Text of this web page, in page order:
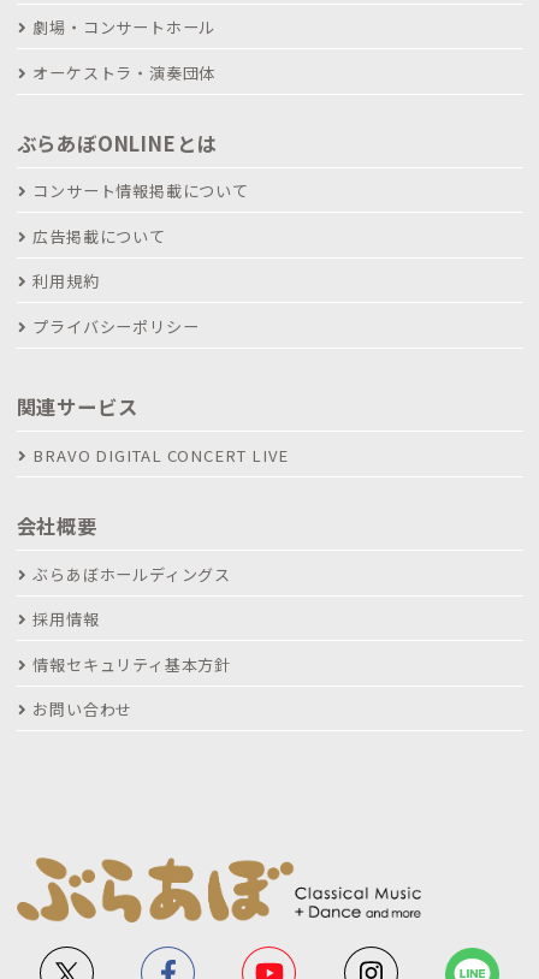
劇場・コンサートホール
オーケストラ・演奏団体
ぶらあぼONLINEとは
コンサート情報掲載について
広告掲載について
利用規約
プライバシーポリシー
関連サービス
BRAVO DIGITAL CONCERT LIVE
会社概要
ぶらあぼホールディングス
採用情報
情報セキュリティ基本方針
お問い合わせ